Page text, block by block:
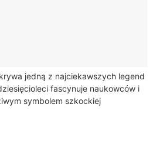
jedną z najciekawszych legend
fascynuje naukowców i
symbolem szkockiej
stworzeniu